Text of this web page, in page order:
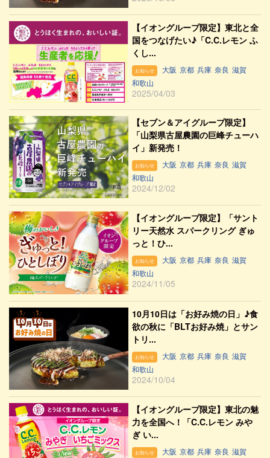
【イオングループ限定】東北と全
国をつなげたい♪「C.C.レモン ふ
くし...
お知らせ 大阪 京都 兵庫 奈良 滋賀
和歌山
2025/04/03
【セブン＆アイグループ限定】
「山梨県古屋農園の巨峰チューハ
イ」新発売！
お知らせ 大阪 京都 兵庫 奈良 滋賀
和歌山
2024/12/02
【イオングループ限定】「サント
リー天然水 スパークリング ぎゅ
っと！ひ...
お知らせ 大阪 京都 兵庫 奈良 滋賀
和歌山
2024/11/05
10月10日は「お好み焼の日」♪食
欲の秋に「BLTお好み焼」とサン
トリ...
お知らせ 大阪 京都 兵庫 奈良 滋賀
和歌山
2024/10/04
【イオングループ限定】東北の魅
力を全国へ！「C.C.レモン みや
ぎ い...
お知らせ 大阪 京都 兵庫 奈良 滋賀